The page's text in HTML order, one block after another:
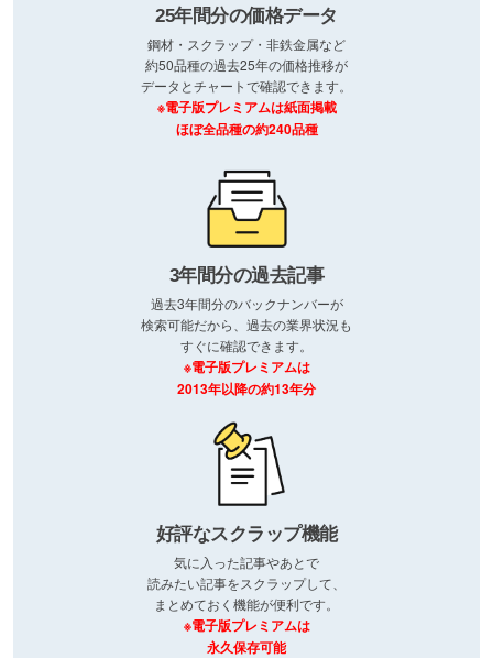
25年間分の価格データ
鋼材・スクラップ・非鉄金属など
約50品種の過去25年の価格推移が
データとチャートで確認できます。
※電子版プレミアムは紙面掲載
ほぼ全品種の約240品種
3年間分の過去記事
過去3年間分のバックナンバーが
検索可能だから、過去の業界状況も
すぐに確認できます。
※電子版プレミアムは
2013年以降の約13年分
好評なスクラップ機能
気に入った記事やあとで
読みたい記事をスクラップして、
まとめておく機能が便利です。
※電子版プレミアムは
永久保存可能